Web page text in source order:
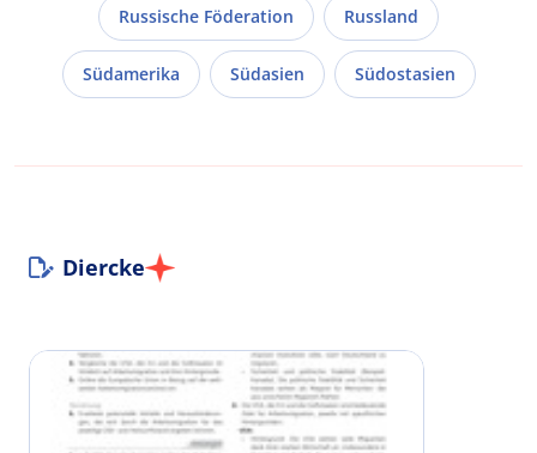
Russische Föderation Russland
Südamerika Südasien Südostasien
Diercke